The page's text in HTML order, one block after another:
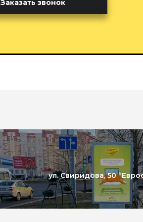
Заказать звонок
ул. Свиридова, 50